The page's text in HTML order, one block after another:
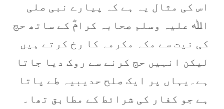
اس کی مثال یہ ہے کہ پیارے نبی صلی
اﷲ علیہ وسلم صحابہ کرامؓ کے ساتھ حج
کی نیت سے مکہ مکرمہ کا رخ کرتے ہیں
لیکن انہیں حج کرنے سے روک دیا جاتا
ہے۔یہاں پر ایک صلح حدیبیہ طے پاتا
ہے جو کفار کی شرائط کے مطابق تھا۔